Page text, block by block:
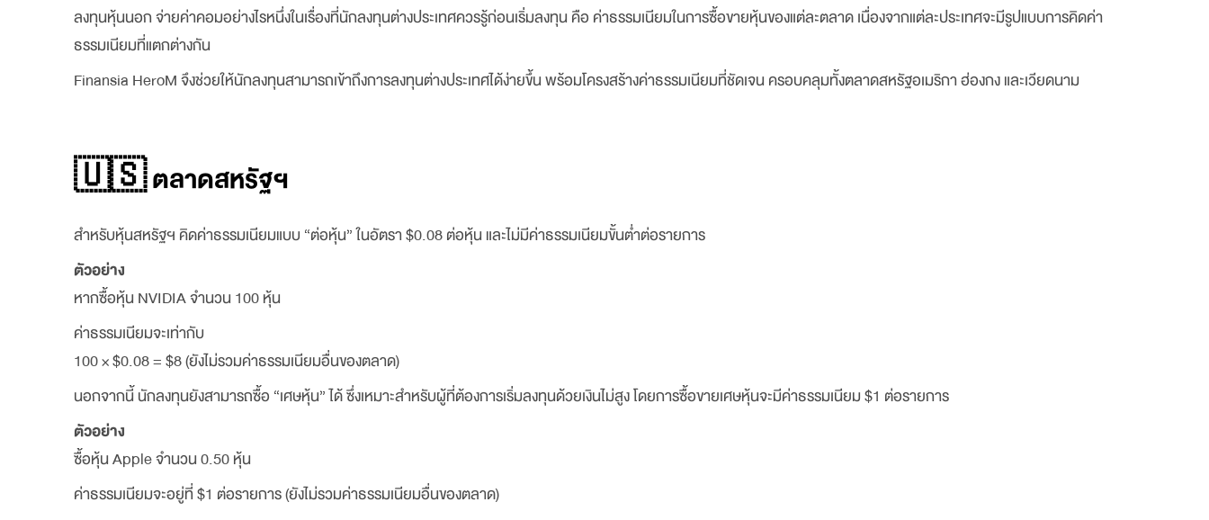
ลงทุนหุ้นนอก จ่ายค่าคอมอย่างไรหนึ่งในเรื่องที่นักลงทุนต่างประเทศควรรู้ก่อนเริ่มลงทุน คือ ค่าธรรมเนียมในการซื้อขายหุ้นของแต่ละตลาด เนื่องจากแต่ละประเทศจะมีรูปแบบการคิดค่า
ธรรมเนียมที่แตกต่างกัน
Finansia HeroM จึงช่วยให้นักลงทุนสามารถเข้าถึงการลงทุนต่างประเทศได้ง่ายขึ้น พร้อมโครงสร้างค่าธรรมเนียมที่ชัดเจน ครอบคลุมทั้งตลาดสหรัฐอเมริกา ฮ่องกง และเวียดนาม
🇺🇸 ตลาดสหรัฐฯ
สำหรับหุ้นสหรัฐฯ คิดค่าธรรมเนียมแบบ “ต่อหุ้น” ในอัตรา $0.08 ต่อหุ้น และไม่มีค่าธรรมเนียมขั้นต่ำต่อรายการ
ตัวอย่าง
หากซื้อหุ้น NVIDIA จำนวน 100 หุ้น
ค่าธรรมเนียมจะเท่ากับ
100 × $0.08 = $8 (ยังไม่รวมค่าธรรมเนียมอื่นของตลาด)
นอกจากนี้ นักลงทุนยังสามารถซื้อ “เศษหุ้น” ได้ ซึ่งเหมาะสำหรับผู้ที่ต้องการเริ่มลงทุนด้วยเงินไม่สูง โดยการซื้อขายเศษหุ้นจะมีค่าธรรมเนียม $1 ต่อรายการ
ตัวอย่าง
ซื้อหุ้น Apple จำนวน 0.50 หุ้น
ค่าธรรมเนียมจะอยู่ที่ $1 ต่อรายการ (ยังไม่รวมค่าธรรมเนียมอื่นของตลาด)